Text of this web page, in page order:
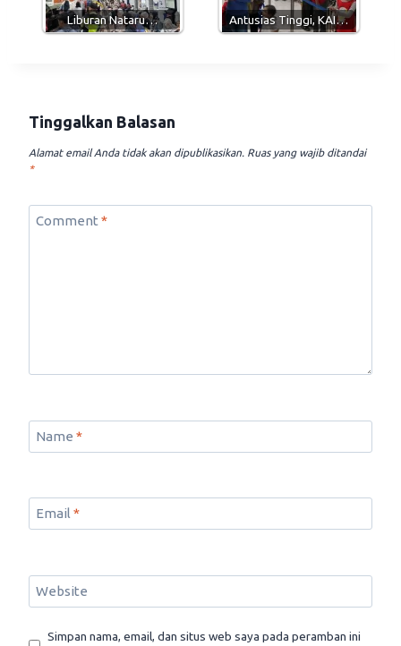
Liburan Nataru… Antusias Tinggi, KAI…
Tinggalkan Balasan
Alamat email Anda tidak akan dipublikasikan. Ruas yang wajib ditandai
*
Comment*
Name *
Email*
Website
Simpan nama, email, dan situs web saya pada peramban ini